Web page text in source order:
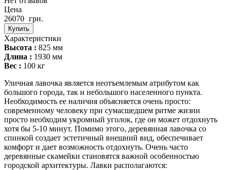
Цена
26070 грн.
Купить
Характеристики
Высота : 825 мм
Длина : 1930 мм
Вес : 100 кг
Уличная лавочка является неотъемлемым атрибутом как
большого города, так и небольшого населенного пункта.
Необходимость ее наличия объясняется очень просто:
современному человеку при сумасшедшем ритме жизни
просто необходим укромный уголок, где он может отдохнуть
хотя бы 5-10 минут. Помимо этого, деревянная лавочка со
спинкой создает эстетичный внешний вид, обеспечивает
комфорт и дает возможность отдохнуть. Очень часто
деревянные скамейки становятся важной особенностью
городской архитектуры. Лавки располагаются: